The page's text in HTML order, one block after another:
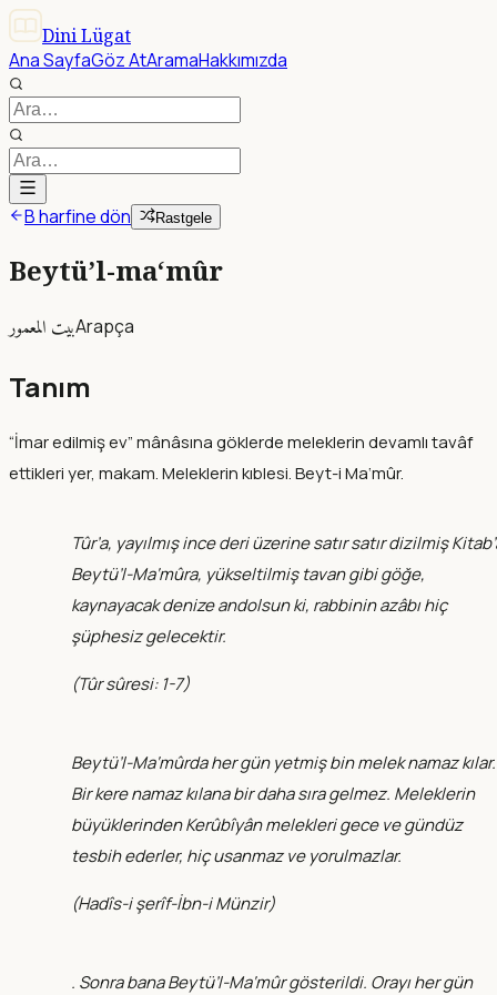
Dini Lügat
Ana SayfaGöz AtAramaHakkımızda
B harfine dön Rastgele
Beytü’l-ma‘mûr
بيت المعمورArapça
Tanım
“İmar edilmiş ev” mânâsına göklerde meleklerin devamlı tavâf
ettikleri yer, makam. Meleklerin kıblesi. Beyt-i Ma‘mûr.
Tûr’a, yayılmış ince deri üzerine satır satır dizilmiş
Beytü’l-Ma‘mûra, yükseltilmiş tavan gibi göğe,
kaynayacak denize andolsun ki, rabbinin azâbı hiç
şüphesiz gelecektir.
(Tûr sûresi: 1-7)
Beytü’l-Ma‘mûrda her gün yetmiş bin melek namaz kılar.
Bir kere namaz kılana bir daha sıra gelmez. Meleklerin
büyüklerinden Kerûbîyân melekleri gece ve gündüz
tesbih ederler, hiç usanmaz ve yorulmazlar.
(Hadîs-i şerîf-İbn-i Münzir)
. Sonra bana Beytü’l-Ma‘mûr gösterildi. Orayı her gün